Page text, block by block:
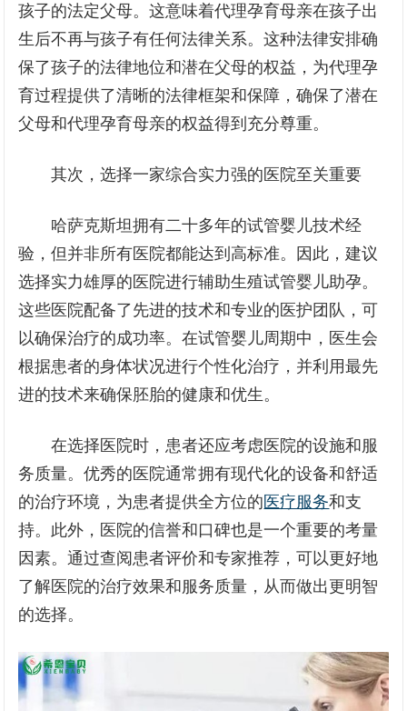
孩子的法定父母。这意味着代理孕育母亲在孩子出
生后不再与孩子有任何法律关系。这种法律安排确
保了孩子的法律地位和潜在父母的权益，为代理孕
育过程提供了清晰的法律框架和保障，确保了潜在
父母和代理孕育母亲的权益得到充分尊重。
其次，选择一家综合实力强的医院至关重要
哈萨克斯坦拥有二十多年的试管婴儿技术经
验，但并非所有医院都能达到高标准。因此，建议
选择实力雄厚的医院进行辅助生殖试管婴儿助孕。
这些医院配备了先进的技术和专业的医护团队，可
以确保治疗的成功率。在试管婴儿周期中，医生会
根据患者的身体状况进行个性化治疗，并利用最先
进的技术来确保胚胎的健康和优生。
在选择医院时，患者还应考虑医院的设施和服
务质量。优秀的医院通常拥有现代化的设备和舒适
的治疗环境，为患者提供全方位的医疗服务和支
持。此外，医院的信誉和口碑也是一个重要的考量
因素。通过查阅患者评价和专家推荐，可以更好地
了解医院的治疗效果和服务质量，从而做出更明智
的选择。